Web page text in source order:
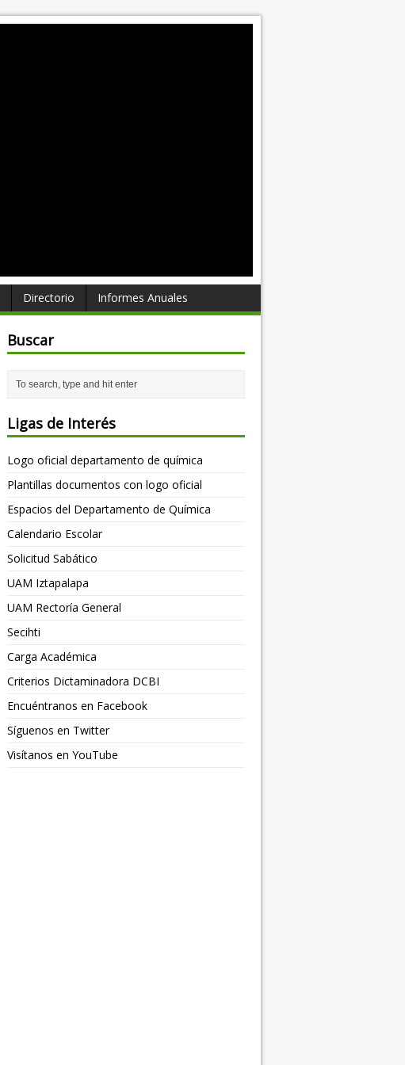
Directorio Informes Anuales
Buscar
Ligas de Interés
Logo oficial departamento de química
Plantillas documentos con logo oficial
Espacios del Departamento de Química
Calendario Escolar
Solicitud Sabático
UAM Iztapalapa
UAM Rectoría General
Secihti
Carga Académica
Criterios Dictaminadora DCBI
Encuéntranos en Facebook
Síguenos en Twitter
Visítanos en YouTube